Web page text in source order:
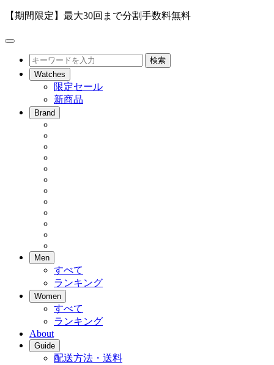
【期間限定】最大30回まで分割手数料無料
メ
検
索
検索
Watches
限定セール
新商品
Brand
Men
すべて
ランキング
Women
すべて
ランキング
About
Guide
配送方法・送料